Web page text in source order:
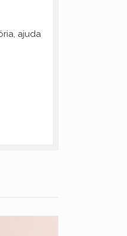
ajuda